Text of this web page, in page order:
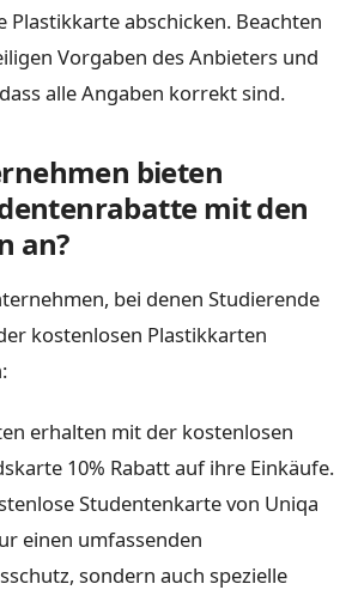
Plastikkarte abschicken. Beachten
Vorgaben des Anbieters und
alle Angaben korrekt sind.
bieten
mit den
an?
bei denen Studierende
kostenlosen Plastikkarten
erhalten mit der kostenlosen
10% Rabatt auf ihre Einkäufe.
Studentenkarte von Uniqa
einen umfassenden
sondern auch spezielle